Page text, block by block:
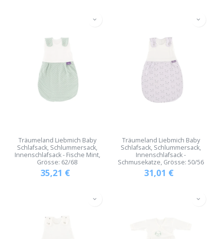
Träumeland Liebmich Baby
Schlafsack, Schlummersack,
Innenschlafsack - Fische Mint,
Grösse: 62/68
35,21 €
Träumeland Liebmich Baby
Schlafsack, Schlummersack,
Innenschlafsack -
Schmusekatze, Grösse: 50/56
31,01 €